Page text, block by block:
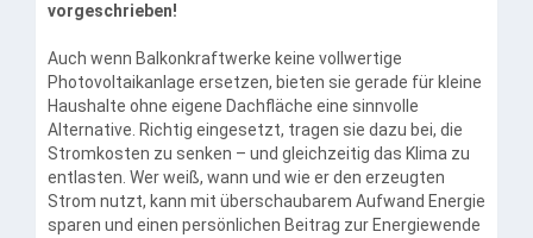
vorgeschrieben!
Auch wenn Balkonkraftwerke keine vollwertige
Photovoltaikanlage ersetzen, bieten sie gerade für kleine
Haushalte ohne eigene Dachfläche eine sinnvolle
Alternative. Richtig eingesetzt, tragen sie dazu bei, die
Stromkosten zu senken – und gleichzeitig das Klima zu
entlasten. Wer weiß, wann und wie er den erzeugten
Strom nutzt, kann mit überschaubarem Aufwand Energie
sparen und einen persönlichen Beitrag zur Energiewende